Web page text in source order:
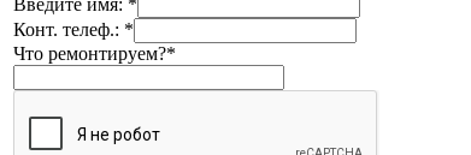
Введите имя: *
Конт. телеф.: *
Что ремонтируем?*